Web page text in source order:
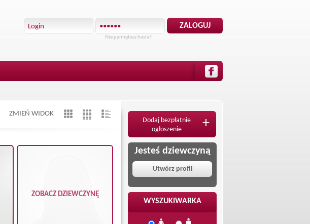
Nie pamiętasz hasła?
ZMIEŃ WIDOK
ZOBACZ DZIEWCZYNĘ
Dodaj bezpłatnie
ogłoszenie
+
Jesteś dziewczyną
Utwórz profil
WYSZUKIWARKA